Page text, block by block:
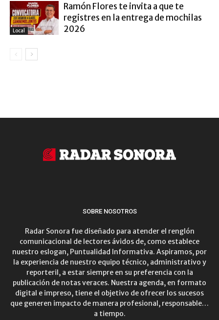
Local
Ramón Flores te invita a que te
registres en la entrega de mochilas
2026
SOBRE NOSOTROS
Radar Sonora fue diseñado para atender el renglón
comunicacional de lectores ávidos de, como establece
nuestro eslogan, Puntualidad Informativa. Aspiramos, por
la experiencia de nuestro equipo técnico, administrativo y
reporteril, a estar siempre en su preferencia con la
publicación de notas veraces. Nuestra agenda, en formato
digital e impreso, tiene el objetivo de ofrecer los sucesos
que generen impacto de manera profesional, responsable…
a tiempo.